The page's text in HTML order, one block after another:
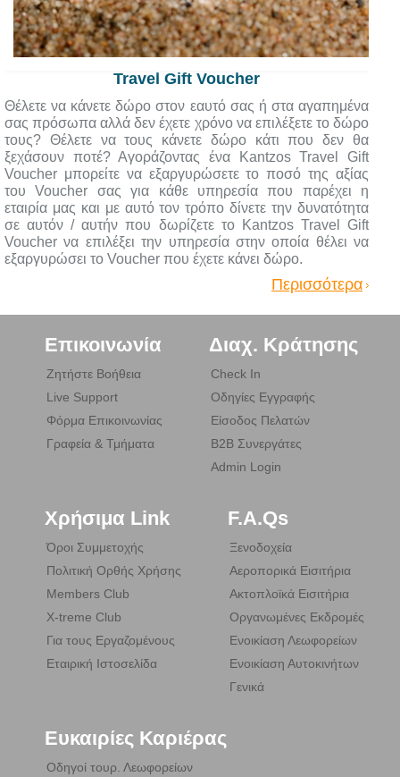
Travel Gift Voucher
Θέλετε να κάνετε δώρο στον εαυτό σας ή στα αγαπημένα
σας πρόσωπα αλλά δεν έχετε χρόνο να επιλέξετε το δώρο
τους? Θέλετε να τους κάνετε δώρο κάτι που δεν θα
ξεχάσουν ποτέ? Αγοράζοντας ένα Kantzos Travel Gift
Voucher μπορείτε να εξαργυρώσετε το ποσό της αξίας
του Voucher σας για κάθε υπηρεσία που παρέχει η
εταιρία μας και με αυτό τον τρόπο δίνετε την δυνατότητα
σε αυτόν / αυτήν που δωρίζετε το Kantzos Travel Gift
Voucher να επιλέξει την υπηρεσία στην οποία θέλει να
εξαργυρώσει το Voucher που έχετε κάνει δώρο.
Περισσότερα
Επικοινωνία
Ζητήστε Βοήθεια
Live Support
Φόρμα Επικοινωνίας
Γραφεία & Τμήματα
Διαχ. Κράτησης
Check In
Οδηγίες Εγγραφής
Είσοδος Πελατών
B2B Συνεργάτες
Admin Login
Χρήσιμα Link
Όροι Συμμετοχής
Πολιτική Ορθής Χρήσης
Members Club
X-treme Club
Για τους Εργαζομένους
Εταιρική Ιστοσελίδα
F.A.Qs
Ξενοδοχεία
Αεροπορικά Εισιτήρια
Ακτοπλοϊκά Εισιτήρια
Οργανωμένες Εκδρομές
Ενοικίαση Λεωφορείων
Ενοικίαση Αυτοκινήτων
Γενικά
Ευκαιρίες Καριέρας
Οδηγοί τουρ. Λεωφορείων